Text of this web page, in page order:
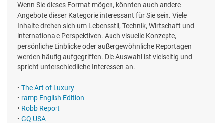
Wenn Sie dieses Format mögen, könnten auch andere
Angebote dieser Kategorie interessant für Sie sein. Viele
Inhalte drehen sich um Lebensstil, Technik, Wirtschaft und
internationale Perspektiven. Auch visuelle Konzepte,
persönliche Einblicke oder außergewöhnliche Reportagen
werden häufig aufgegriffen. Die Auswahl ist vielseitig und
spricht unterschiedliche Interessen an.
• The Art of Luxury
• ramp English Edition
• Robb Report
• GQ USA